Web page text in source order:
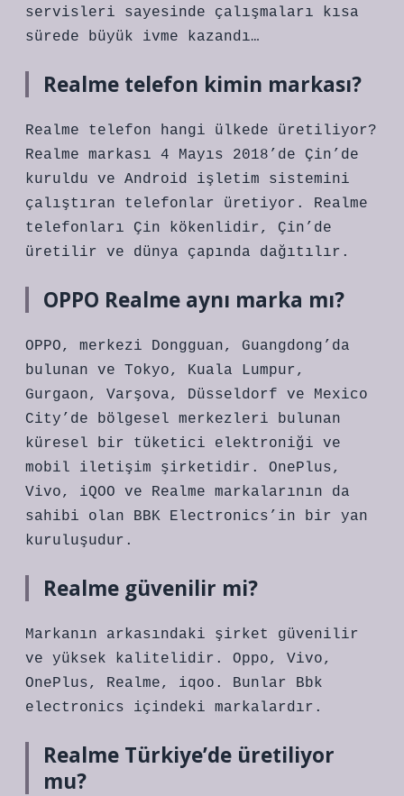
servisleri sayesinde çalışmaları kısa
sürede büyük ivme kazandı…
Realme telefon kimin markası?
Realme telefon hangi ülkede üretiliyor?
Realme markası 4 Mayıs 2018’de Çin’de
kuruldu ve Android işletim sistemini
çalıştıran telefonlar üretiyor. Realme
telefonları Çin kökenlidir, Çin’de
üretilir ve dünya çapında dağıtılır.
OPPO Realme aynı marka mı?
OPPO, merkezi Dongguan, Guangdong’da
bulunan ve Tokyo, Kuala Lumpur,
Gurgaon, Varşova, Düsseldorf ve Mexico
City’de bölgesel merkezleri bulunan
küresel bir tüketici elektroniği ve
mobil iletişim şirketidir. OnePlus,
Vivo, iQOO ve Realme markalarının da
sahibi olan BBK Electronics’in bir yan
kuruluşudur.
Realme güvenilir mi?
Markanın arkasındaki şirket güvenilir
ve yüksek kalitelidir. Oppo, Vivo,
OnePlus, Realme, iqoo. Bunlar Bbk
electronics içindeki markalardır.
Realme Türkiye’de üretiliyor
mu?